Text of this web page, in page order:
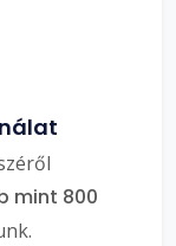
mint 800